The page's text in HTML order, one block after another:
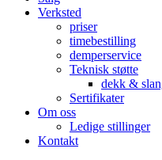
Verksted
priser
timebestilling
demperservice
Teknisk støtte
dekk &
Sertifikater
Om oss
Ledige stillinger
Kontakt